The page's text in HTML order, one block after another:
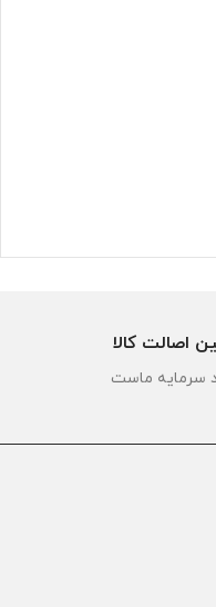
اصالت کالا
سرمایه ماست